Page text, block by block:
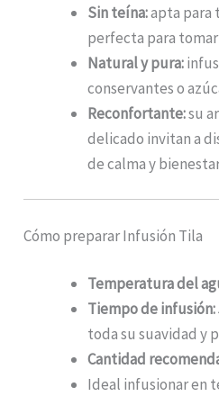
Sin teína:apta para
perfecta para
Natural y pura:
conservantes o
Reconfortante:su
delicado invitan a
de calma y
Cómo preparar Infusión Tila
Temperatura del
Tiempo de infusión:
toda su suavidad y
Cantidad
Ideal infusionar en